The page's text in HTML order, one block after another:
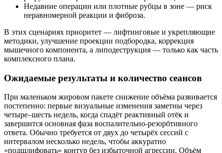
Недавние операции или плотные рубцы в зоне — риск
неравномерной реакции и фиброза.
В этих сценариях приоритет — лифтинговые и укрепляющие
методики, улучшение проекции подбородка, коррекция
мышечного компонента, а липодеструкция — только как часть
комплексного плана.
Ожидаемые результаты и количество сеансов
При маленьком жировом пакете снижение объёма развивается
постепенно: первые визуальные изменения заметны через
четыре–шесть недель, когда спадёт реактивный отёк и
завершится основная фаза воспалительно‑резорбтивного
ответа. Обычно требуется от двух до четырёх сессий с
интервалом несколько недель, чтобы аккуратно
«подшлифовать» контур без избыточной агрессии. Объём